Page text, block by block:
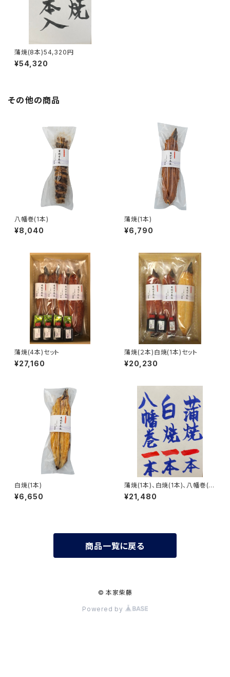
蒲焼(8本)54,320円
¥54,320
その他の商品
八幡巻(1本)
¥8,040
蒲焼(1本)
¥6,790
蒲焼(4本)セット
¥27,160
蒲焼(２本)白焼(1本)セット
¥20,230
白焼(1本)
¥6,650
蒲焼(1本)、白焼(1本)、八幡巻(1
本)
¥21,480
商品一覧に戻る
© 本家柴藤
Powered by